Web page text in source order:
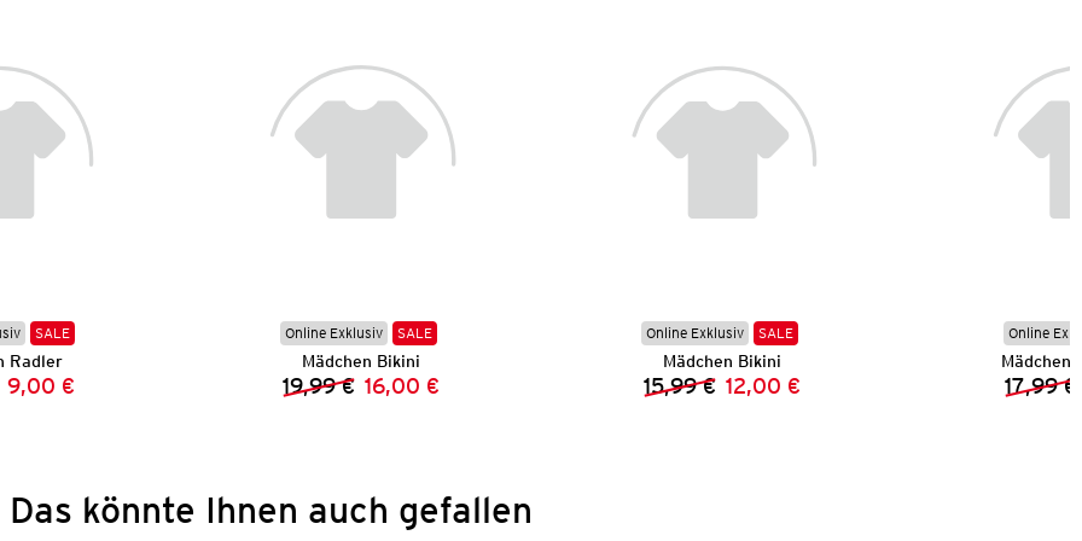
SALE
Radler
Vorheriger Preis:
Neuer Preis:
9,00 €
Online Exklusiv SALE
Mädchen Bikini
Vorheriger Preis:
19,99 € Neuer Preis:
16,00 €
Online Exklusiv SALE
Mädchen Bikini
Vorheriger Preis:
15,99 € Neuer Preis:
12,00 €
Online
Mädchen
17,99 €
Das könnte Ihnen auch gefallen